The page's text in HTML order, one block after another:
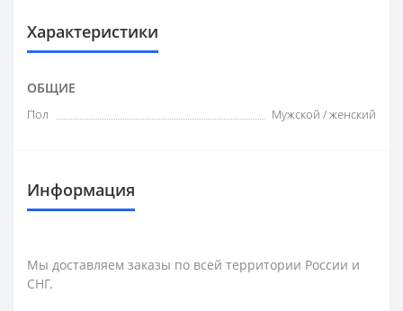
Характеристики
ОБЩИЕ
Пол Мужской / женский
Информация
Мы доставляем заказы по всей территории России и
СНГ.